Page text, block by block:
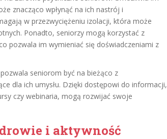
znacząco wpłynąć na ich nastrój i
w przezwyciężeniu izolacji, która może
Ponadto, seniorzy mogą korzystać z
pozwala im wymieniać się doświadczeniami z
seniorom być na bieżąco z
dla ich umysłu. Dzięki dostępowi do informacji,
czy webinaria, mogą rozwijać swoje
i aktywność